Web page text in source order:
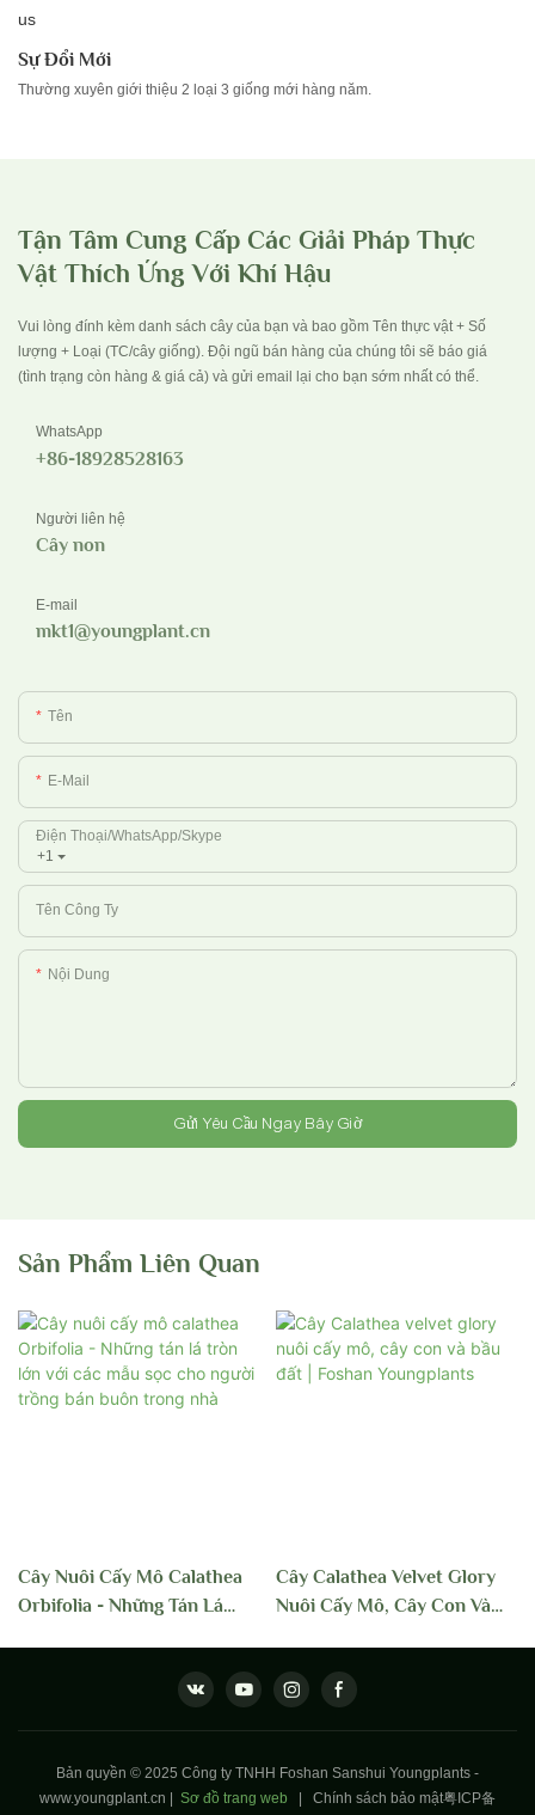
Sự Đổi Mới
Thường xuyên giới thiệu 2 loại 3 giống mới hàng năm.
Tận Tâm Cung Cấp Các Giải Pháp Thực
Vật Thích Ứng Với Khí Hậu
Vui lòng đính kèm danh sách cây của bạn và bao gồm Tên thực vật + Số
lượng + Loại (TC/cây giống). Đội ngũ bán hàng của chúng tôi sẽ báo giá
(tình trạng còn hàng & giá cả) và gửi email lại cho bạn sớm nhất có thể.
WhatsApp
+86-18928528163
Người liên hệ
Cây non
E-mail
mkt1@youngplant.cn
Tên
E-Mail
+1
Điện Thoại/WhatsApp/Skype
Tên Công Ty
Nội Dung
Gửi Yêu Cầu Ngay Bây Giờ
Sản Phẩm Liên Quan
Cây Nuôi Cấy Mô Calathea
Orbifolia - Những Tán Lá
Cây Calathea Velvet Glory
Nuôi Cấy Mô, Cây Con Và
Bản quyền © 2025 Công ty TNHH Foshan Sanshui Youngplants -
www.youngplant.cn
Sơ đồ trang web Chính sách bảo mật粤ICP备